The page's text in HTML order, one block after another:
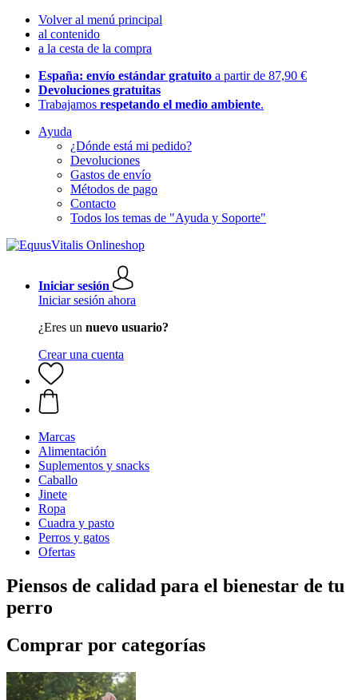
Volver al menú principal
al contenido
a la cesta de la compra
España: envío estándar gratuito a partir de 87,90 €
Devoluciones gratuitas
Trabajamos respetando el medio ambiente.
Ayuda
¿Dónde está mi pedido?
Devoluciones
Gastos de envío
Métodos de pago
Contacto
Todos los temas de "Ayuda y Soporte"
Iniciar sesión
Iniciar sesión ahora
¿Eres un nuevo usuario?
Crear una cuenta
Marcas
Alimentación
Suplementos y snacks
Caballo
Jinete
Ropa
Cuadra y pasto
Perros y gatos
Ofertas
Piensos de calidad para el bienestar de tu
perro
Comprar por categorías